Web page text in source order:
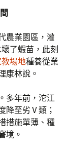
農業園區，灌
了蝦苗，此刻
教場地種養從業
康林說。
多年前，沱江
降至劣Ⅴ類；
措施單薄、種
境。